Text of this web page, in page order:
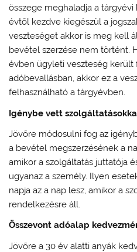
összege meghaladja a
évtől kezdve kiegészül a
veszteséget akkor is meg kell
bevétel szerzése nem történt.
évben ügyleti veszteség került
adóbevallásban, akkor ez a
felhasználható a tárgyévben.
Igénybe vett
Jövőre módosulni fog az
a bevétel megszerzésének a
amikor a szolgáltatás juttatója
ugyanaz a személy. Ilyen
napja az a nap lesz, amikor a
rendelkezésre áll.
Összevont adóalap
Jövőre a 30 év alatti anyák